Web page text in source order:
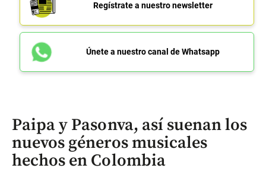
Regístrate a nuestro newsletter
Únete a nuestro canal de Whatsapp
Paipa y Pasonva, así suenan los
nuevos géneros musicales
hechos en Colombia